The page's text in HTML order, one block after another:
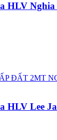
HLV
ĐẤT 2MT
HLV Lee